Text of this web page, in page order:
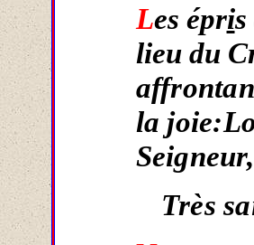
Les épri
lieu du
la
Très